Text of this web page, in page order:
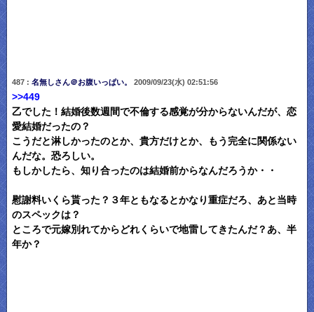
487 : 名無しさん＠お腹いっぱい。 2009/09/23(水) 02:51:56
>>449
乙でした！結婚後数週間で不倫する感覚が分からないんだが、恋
愛結婚だったの？
こうだと淋しかったのとか、貴方だけとか、もう完全に関係ない
んだな。恐ろしい。
もしかしたら、知り合ったのは結婚前からなんだろうか・・
慰謝料いくら貰った？３年ともなるとかなり重症だろ、あと当時
のスペックは？
ところで元嫁別れてからどれくらいで地雷してきたんだ？あ、半
年か？